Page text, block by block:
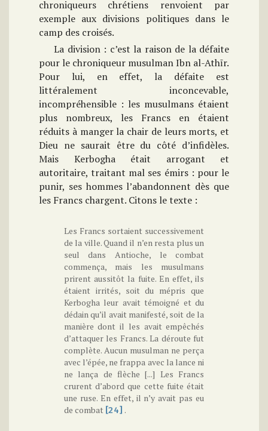
chroniqueurs chrétiens renvoient par
exemple aux divisions politiques dans le
camp des croisés.
La division : c’est la raison de la défaite
pour le chroniqueur musulman Ibn al-Athīr.
Pour lui, en effet, la défaite est
littéralement inconcevable,
incompréhensible : les musulmans étaient
plus nombreux, les Francs en étaient
réduits à manger la chair de leurs morts, et
Dieu ne saurait être du côté d’infidèles.
Mais Kerbogha était arrogant et
autoritaire, traitant mal ses émirs : pour le
punir, ses hommes l’abandonnent dès que
les Francs chargent. Citons le texte :
Les Francs sortaient successivement
de la ville. Quand il n’en resta plus un
seul dans Antioche, le combat
commença, mais les musulmans
prirent aussitôt la fuite. En effet, ils
étaient irrités, soit du mépris que
Kerbogha leur avait témoigné et du
dédain qu’il avait manifesté, soit de la
manière dont il les avait empêchés
d’attaquer les Francs. La déroute fut
complète. Aucun musulman ne perça
avec l’épée, ne frappa avec la lance ni
ne lança de flèche [...] Les Francs
crurent d’abord que cette fuite était
une ruse. En effet, il n’y avait pas eu
de combat [24] .